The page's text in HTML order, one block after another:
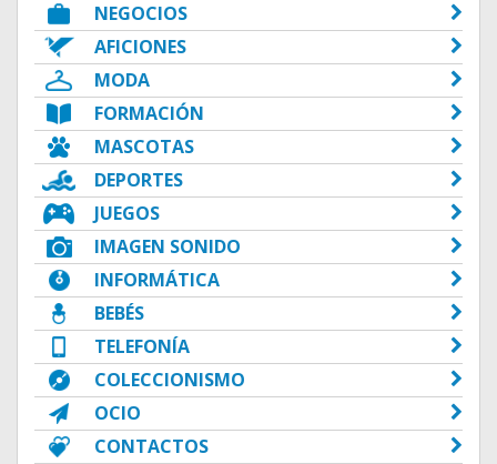
NEGOCIOS
AFICIONES
MODA
FORMACIÓN
MASCOTAS
DEPORTES
JUEGOS
IMAGEN SONIDO
INFORMÁTICA
BEBÉS
TELEFONÍA
COLECCIONISMO
OCIO
CONTACTOS